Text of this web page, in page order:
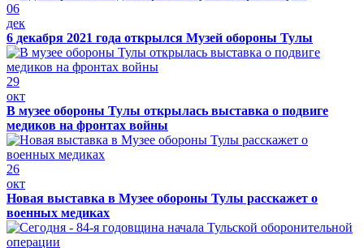
06
дек
6 декабря 2021 года открылся Музей обороны Тулы
29
окт
В музее обороны Тулы открылась выставка о подвиге
медиков на фронтах войны
26
окт
Новая выставка в Музее обороны Тулы расскажет о
военных медиках